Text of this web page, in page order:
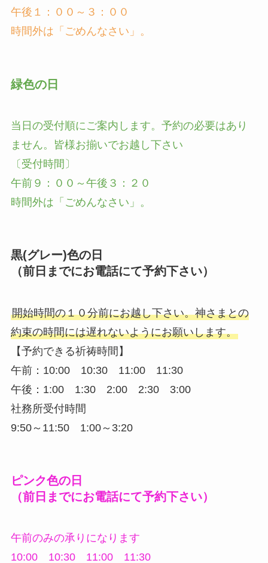
午後１：００～３：００
時間外は「ごめんなさい」。
緑色の日
当日の受付順にご案内します。予約の必要はあり
ません。皆様お揃いでお越し下さい
〔受付時間〕
午前９：００～午後３：２０
時間外は「ごめんなさい」。
黒(グレー)色の日
（前日までにお電話にて予約下さい）
開始時間の１０分前にお越し下さい。神さまとの
約束の時間には遅れないようにお願いします。
【予約できる祈祷時間】
午前：10:00 10:30 11:00 11:30
午後：1:00 1:30 2:00 2:30 3:00
社務所受付時間
9:50～11:50 1:00～3:20
ピンク色の日
（前日までにお電話にて予約下さい）
午前のみの承りになります
10:00 10:30 11:00 11:30